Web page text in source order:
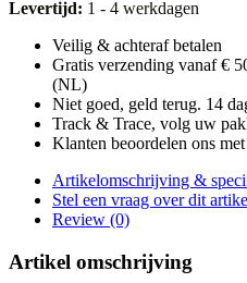
Levertijd: 1 - 4 werkdagen
Veilig & achteraf betalen
Gratis verzending vanaf €
(NL)
Niet goed, geld terug. 14
Track & Trace, volg uw
Klanten beoordelen ons
Artikelomschrijving &
Stel een vraag over dit
Review (0)
Artikel omschrijving